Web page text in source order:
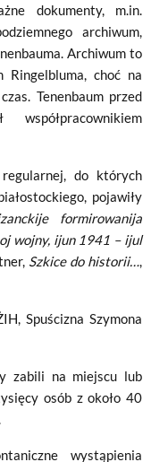
dokumenty, m.in.
archiwum,
Archiwum to
Ringelbluma, choć na
Tenenbaum przed
do których
pojawiły
formirowanija
wojny, ijun 1941 – ijul
Szkice do historii…,
Spuścizna Szymona
zabili na miejscu lub
osób z około 40
wystąpienia